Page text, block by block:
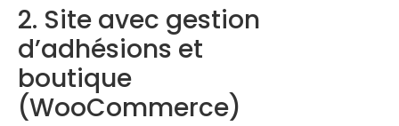
2. Site avec gestion
d’adhésions et
boutique
(WooCommerce)